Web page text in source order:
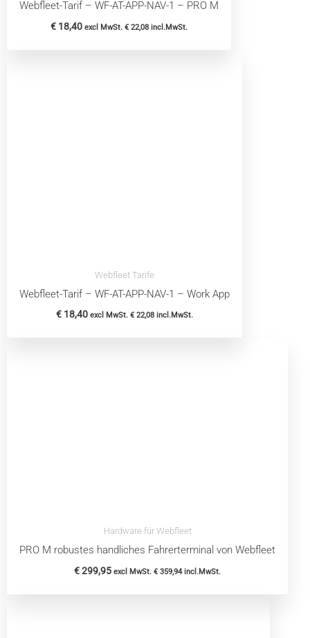
Webfleet-Tarif – WF-AT-APP-NAV-1 – PRO M
€ 18,40 excl MwSt. € 22,08 incl.MwSt.
Webfleet Tarife
Webfleet-Tarif – WF-AT-APP-NAV-1 – Work App
€ 18,40 excl MwSt. € 22,08 incl.MwSt.
Hardware für Webfleet
PRO M robustes handliches Fahrerterminal von Webfleet
€299,95 excl MwSt. € 359,94incl.MwSt.